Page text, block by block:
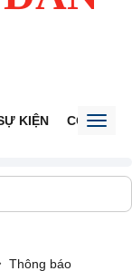
KIỆN CỔNG
Thông báo